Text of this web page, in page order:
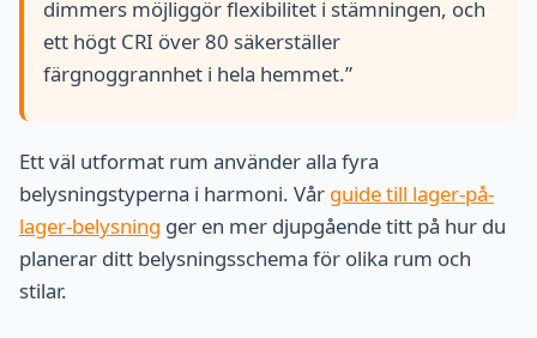
dimmers möjliggör flexibilitet i stämningen, och
ett högt CRI över 80 säkerställer
färgnoggrannhet i hela hemmet.”
Ett väl utformat rum använder alla fyra
belysningstyperna i harmoni. Vår guide till lager-på-
lager-belysning ger en mer djupgående titt på hur du
planerar ditt belysningsschema för olika rum och
stilar.